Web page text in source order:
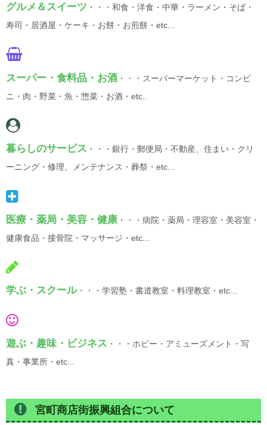
グルメ＆スイーツ ・・・和食・洋食・中華・ラーメン・そば・
寿司・居酒屋・ケーキ・お餅・お煎餅・etc...
スーパー・食料品・お酒 ・・・スーパーマーケット・コンビ
ニ・肉・野菜・魚・惣菜・お酒・etc..
暮らしのサービス ・・・銀行・郵便局・不動産、住まい・クリ
ーニング・修理、メンテナンス・葬祭・etc...
医療・薬局・美容・健康 ・・・病院・薬局・理容室・美容室・
健康食品・接骨院・マッサージ・etc...
学ぶ・スクール・・・学習塾・書道教室・料理教室・etc...
遊ぶ・趣味・ビジネス ・・・ホビー・アミューズメント・写
真・事業所・etc...
宮町商店街振興組合について